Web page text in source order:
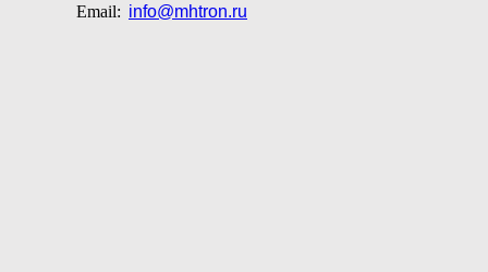
Email: info@mhtron.ru